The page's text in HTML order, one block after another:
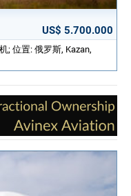
US$ 5.700.000
; 位置: 俄罗斯, Kazan,